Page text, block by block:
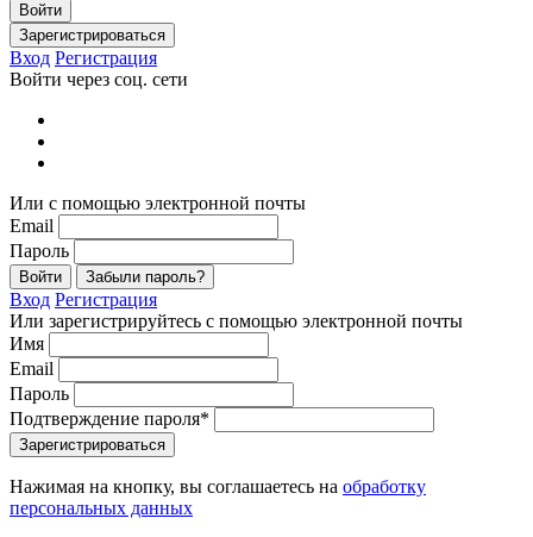
Войти
Зарегистрироваться
Вход Регистрация
Войти через соц. сети
Или с помощью электронной почты
Email
Пароль
Войти Забыли пароль?
Вход Регистрация
Или зарегистрируйтесь с помощью электронной почты
Имя
Email
Пароль
Подтверждение пароля*
Зарегистрироваться
Нажимая на кнопку, вы соглашаетесь на обработку
персональных данных